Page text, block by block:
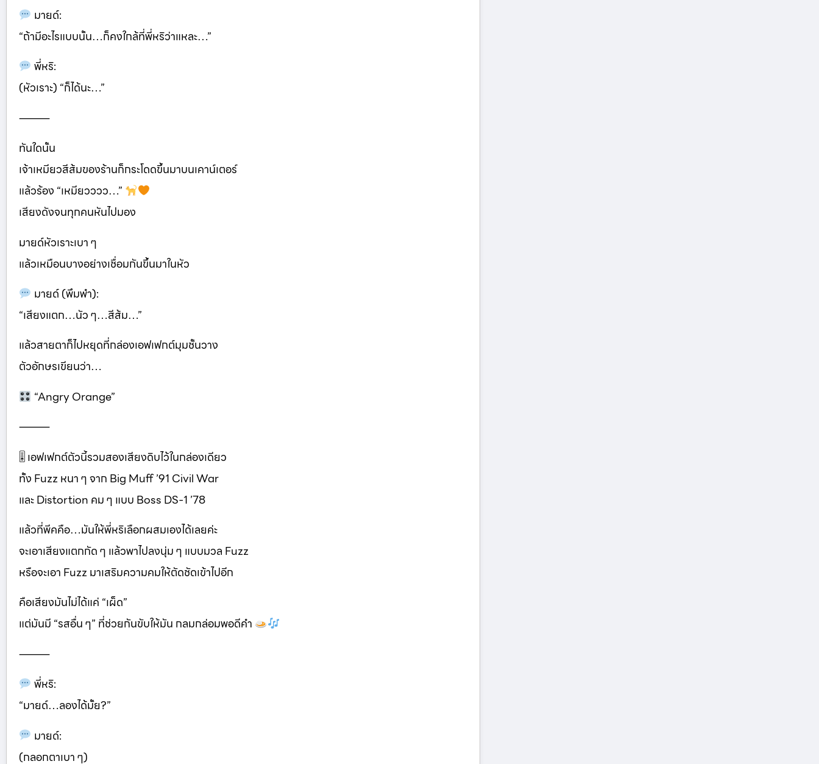
มายด์:
“ถ้ามีอะไรแบบนั้น…ก็คงใกล้ที่พี่หริว่าแหละ…”
พี่หริ:
(หัวเราะ) “ก็ได้นะ…”
⸻
ทันใดนั้น
เจ้าเหมียวสีส้มของร้านก็กระโดดขึ้นมาบนเคาน์เตอร์
แล้วร้อง “เหมียวววว…”
เสียงดังจนทุกคนหันไปมอง
มายด์หัวเราะเบา ๆ
แล้วเหมือนบางอย่างเชื่อมกันขึ้นมาในหัว
มายด์ (พึมพำ):
“เสียงแตก…นัว ๆ…สีส้ม…”
แล้วสายตาก็ไปหยุดที่กล่องเอฟเฟกต์มุมชั้นวาง
ตัวอักษรเขียนว่า…
“Angry Orange”
⸻
🎚 เอฟเฟกต์ตัวนี้รวมสองเสียงดิบไว้ในกล่องเดียว
ทั้ง Fuzz หนา ๆ จาก Big Muff ’91 Civil War
และ Distortion คม ๆ แบบ Boss DS-1 ’78
แล้วที่พีคคือ…มันให้พี่หริเลือกผสมเองได้เลยค่ะ
จะเอาเสียงแตกกัด ๆ แล้วพาไปลงนุ่ม ๆ แบบมวล Fuzz
หรือจะเอา Fuzz มาเสริมความคมให้ตัดชัดเข้าไปอีก
คือเสียงมันไม่ได้แค่ “เผ็ด”
แต่มันมี “รสอื่น ๆ” ที่ช่วยกันขับให้มัน กลมกล่อมพอดีคำ
⸻
พี่หริ:
“มายด์…ลองได้มั้ย?”
มายด์:
(กลอกตาเบา ๆ)